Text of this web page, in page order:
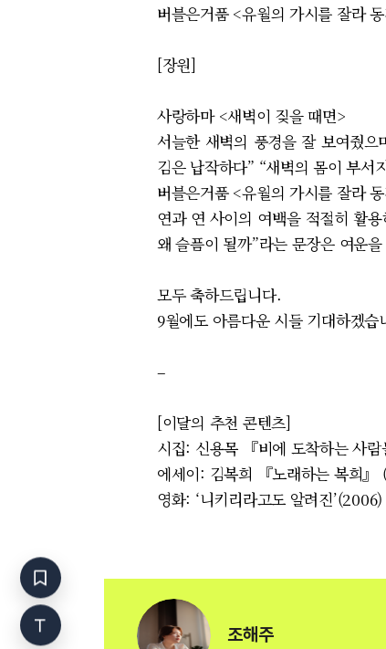
버블은거품 <유월의 가시를 잘라
[장원]
사랑하마 <새벽이 짖을 때면>
서늘한 새벽의 풍경을 잘 보여줬
김은 납작하다” “새벽의 몸이 부서
버블은거품 <유월의 가시를 잘라
연과 연 사이의 여백을 적절히 활
왜 슬픔이 될까”라는 문장은 여운
모두 축하드립니다.
9월에도 아름다운 시들 기대하겠습
–
[이달의 추천 콘텐츠]
시집: 신용목 『비에 도착하는 사
에세이: 김복희 『노래하는 복희』
영화: ‘니키리라고도 알려진’(2006)
조해주